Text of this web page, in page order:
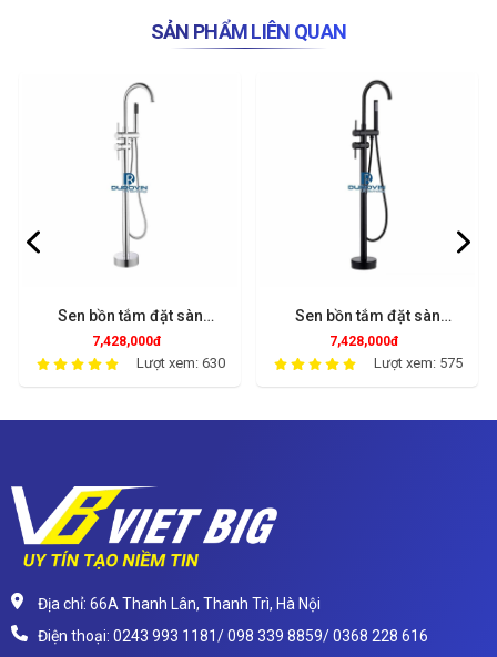
SẢN PHẨM LIÊN QUAN
Sen bồn tắm đặt sàn
SDS7201
7,428,000đ
Lượt xem: 630
Sen bồn tắm đặt sàn
SDS7301
7,428,000đ
Lượt xem: 575
Địa chỉ: 66A Thanh Lân, Thanh Trì, Hà Nội
Điện thoại: 0243 993 1181/ 098 339 8859/ 0368 228 616